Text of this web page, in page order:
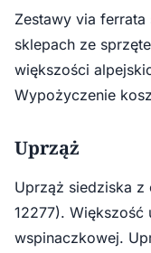
Zestawy via
sklepach ze
większości
Wypożyczenie
Uprząż
Uprząż siedziska
12277).
wspinaczkowej.